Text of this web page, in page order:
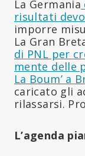
La Germania
risultati
imporre
La Gran
di PNL per
mente delle
La Boum’ a
caricato gli
rilassarsi.
L’agenda